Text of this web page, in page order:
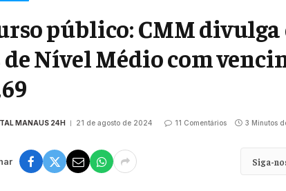
público: CMM
de Nível Médio com
MANAUS 24H 21 de agosto de 2024 11 Comentários 3 Minutos
Siga-